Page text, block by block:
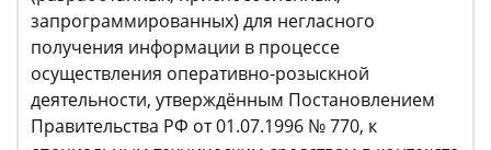
запрограммированных) для негласного
получения информации в процессе
осуществления оперативно-розыскной
деятельности, утверждённым Постановлением
Правительства РФ от 01.07.1996 № 770, к